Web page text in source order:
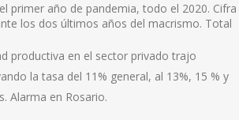
primer año de pandemia, todo el 2020. Cifra
los dos últimos años del macrismo. Total
productiva en el sector privado trajo
la tasa del 11% general, al 13%, 15 % y
Alarma en Rosario.